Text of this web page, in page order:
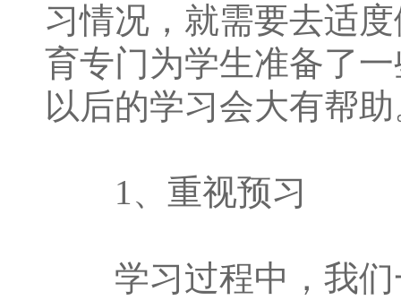
习情况，就需要去适
育专门为学生准备了
以后的学习会大有帮
1、重视预习
学习过程中，我们